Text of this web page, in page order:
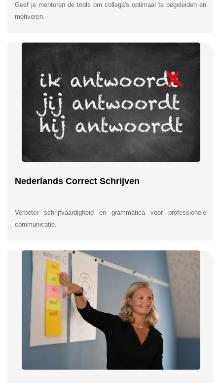
Geef je mentoren de tools om collega's optimaal te begeleiden en
motiveren.
Nederlands Correct Schrijven
Verbeter schrijfvaardigheid en grammatica voor professionele
communicatie.